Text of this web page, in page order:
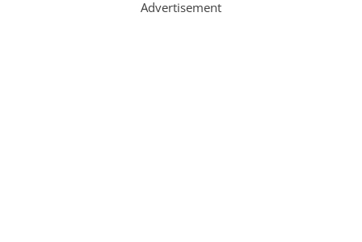
Advertisement